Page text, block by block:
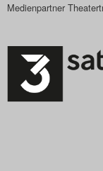
Das
Medienpartner